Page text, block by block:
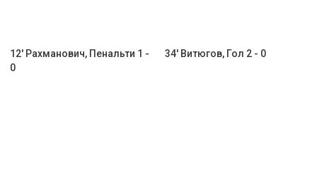
12' Рахманович, Пенальти 1 -
0
34' Витюгов, Гол 2 - 0